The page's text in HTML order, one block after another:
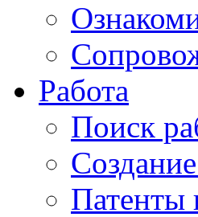
Работа
Поиск
Патенты